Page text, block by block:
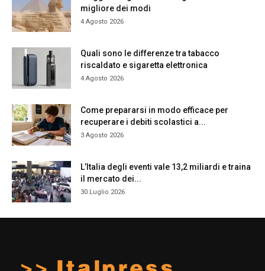
migliore dei modi
4 Agosto 2026
Quali sono le differenze tra tabacco
riscaldato e sigaretta elettronica
4 Agosto 2026
Come prepararsi in modo efficace per
recuperare i debiti scolastici a...
3 Agosto 2026
L’Italia degli eventi vale 13,2 miliardi e traina
il mercato dei...
30 Luglio 2026